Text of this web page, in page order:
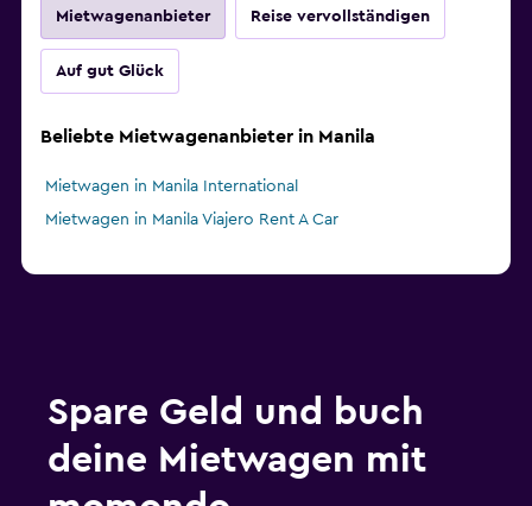
Mietwagenanbieter Reise vervollständigen
Auf gut Glück
Beliebte Mietwagenanbieter in Manila
Mietwagen in Manila International
Mietwagen in Manila Viajero Rent A Car
Spare Geld und buch
deine Mietwagen mit